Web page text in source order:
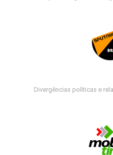
Divergências políticas e